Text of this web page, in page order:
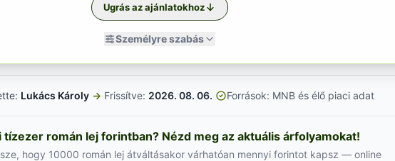
Személyre szabás
Ugrás az ajánlatokhoz
Lukács Károly →·Frissítve: 2026. 08. 06.· Források: MNB és élő piaci adat
tízezer román lej forintban? Nézd meg az aktuális árfolyamokat!
hogy 10000 román lej átváltásakor várhatóan mennyi forintot kapsz — online